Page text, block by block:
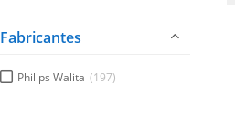
Fabricantes
Philips Walita (197)